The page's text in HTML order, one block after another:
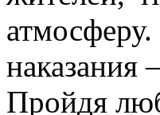
наказания
Пройдя